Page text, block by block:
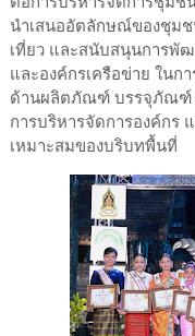
นำเสนออัตลักษณ์ของชุม
เที่ยว และสนับสนุนการพั
และองค์กรเครือข่าย ใน
ด้านผลิตภัณฑ์ บรรจุภัณฑ์
การบริหารจัดการองค์กร
เหมาะสมของบริบทพื้นที่